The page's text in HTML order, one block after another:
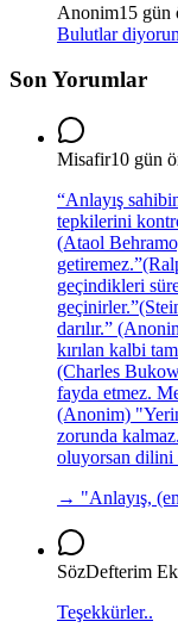
Anonim15 gün
Bulutlar
Son Yorumlar
Misafir10 gün
“Anlayış
tepkilerini
(Ataol
geçindikleri
darılır.”
kırılan kalbi
(Charles
fayda etmez.
(Anonim)
zorunda
oluyorsan
→ "Anlayış,
SözDefterim
Teşekkürler..